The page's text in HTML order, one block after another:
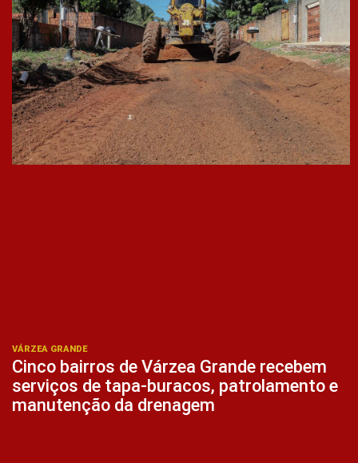
VÁRZEA GRANDE
Cinco bairros de Várzea Grande recebem
serviços de tapa-buracos, patrolamento e
manutenção da drenagem